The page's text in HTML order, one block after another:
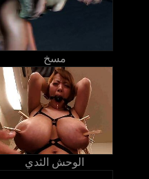
مسخ
الوحش الثدي